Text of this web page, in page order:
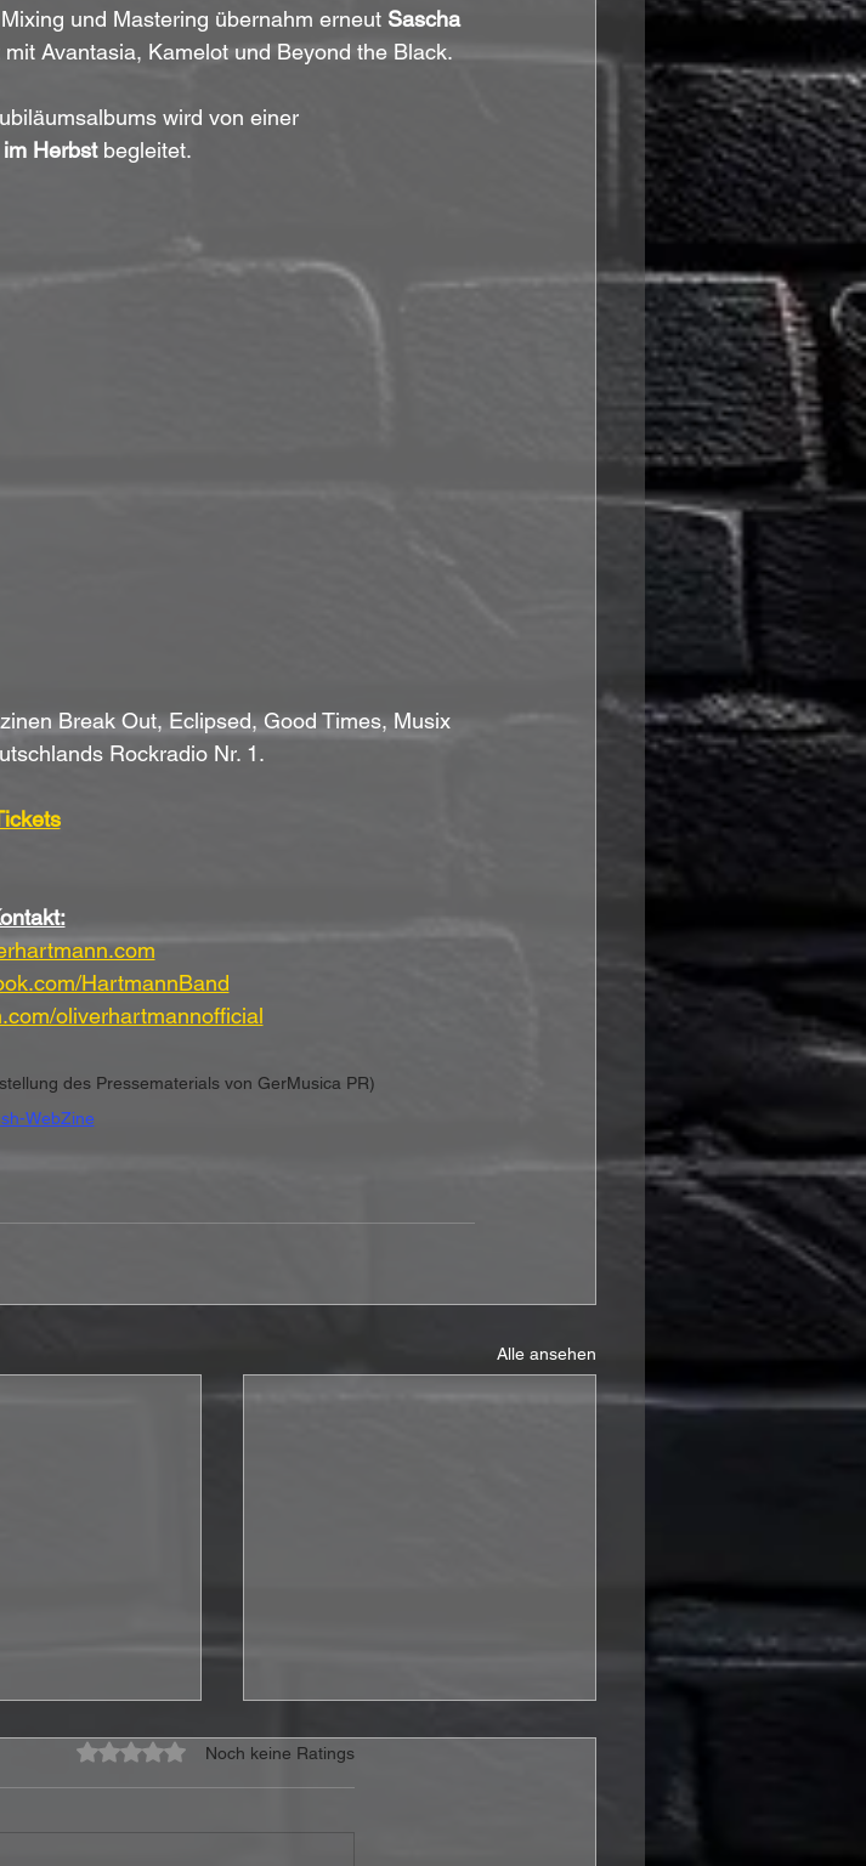
und Mastering übernahm erneut Sascha
Avantasia, Kamelot und Beyond the Black.
wird von einer
Herbst begleitet.
Break Out, Eclipsed, Good Times, Musix
Rockradio Nr. 1.
HartmannBand
oliverhartmannofficial
des Pressematerials von GerMusica PR)
WebZine
Alle ansehen
Mit 0 von 5 Sternen bewertet.
Noch keine Ratings